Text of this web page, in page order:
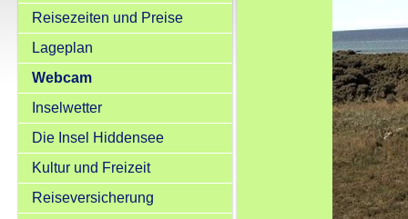
Reisezeiten und Preise
Lageplan
Webcam
Inselwetter
Die Insel Hiddensee
Kultur und Freizeit
Reiseversicherung